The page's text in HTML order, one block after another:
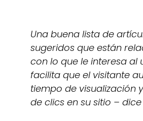
Una buena lista de
sugeridos que están
con lo que le interesa al
facilita que el visitante
tiempo de visualización
de clics en su sitio –